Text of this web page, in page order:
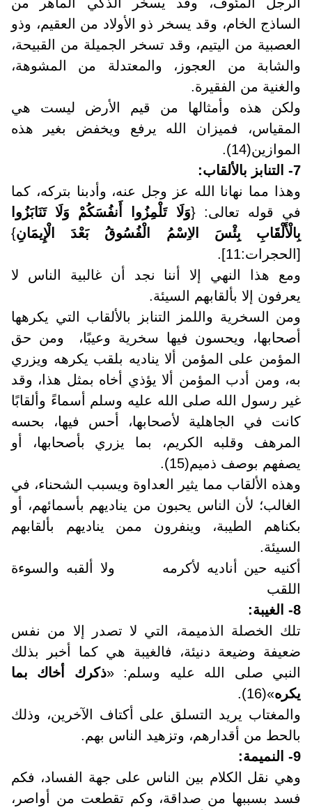
الساذج الخام، وقد يسخر ذو الأولاد من العقيم، وذو
العصبية من اليتيم، وقد تسخر الجميلة من القبيحة،
والشابة من العجوز، والمعتدلة من المشوهة،
والغنية من الفقيرة.
ولكن هذه وأمثالها من قيم الأرض ليست هي
المقياس، فميزان الله يرفع ويخفض بغير هذه
الموازين(14).
7- التنابز بالألقاب
:
وهذا مما نهانا الله عز وجل عنه، وأدبنا بتركه، كما
في قوله تعالى: {وَلَا تَلْمِزُوا أَنفُسَكُمْ وَلَا تَنَابَزُوا
بِالْأَلْقَابِ بِئْسَ الاِسْمُ الْفُسُوقُ بَعْدَ الْإِيمَانِ}
[الحجرات:11]
.
ومع هذا النهي إلا أننا نجد أن غالبية الناس لا
يعرفون إلا بألقابهم السيئة.
ومن السخرية واللمز التنابز بالألقاب التي يكرهها
أصحابها، ويحسون فيها سخرية وعيبًا، ومن حق
المؤمن على المؤمن ألا يناديه بلقب يكرهه ويزري
به، ومن أدب المؤمن ألا يؤذي أخاه بمثل هذا، وقد
غير رسول الله صلى الله عليه وسلم أسماءً وألقابًا
كانت في الجاهلية لأصحابها، أحس فيها، بحسه
المرهف وقلبه الكريم، بما يزري بأصحابها، أو
يصفهم بوصف ذميم(15).
وهذه الألقاب مما يثير العداوة ويسبب الشحناء، في
الغالب؛ لأن الناس يحبون من يناديهم بأسمائهم، أو
بكناهم الطيبة، وينفرون ممن يناديهم بألقابهم
السيئة.
أكنيه حين أناديه لأكرمه ولا ألقبه والسوءة
اللقب
8- الغيبة
:
تلك الخصلة الذميمة، التي لا تصدر إلا من نفس
ضعيفة وضيعة دنيئة، فالغيبة هي كما أخبر بذلك
النبي صلى الله عليه وسلم: «ذكرك أخاك بما
يكره»(16).
والمغتاب يريد التسلق على أكتاف الآخرين، وذلك
بالحط من أقدارهم، وتزهيد الناس بهم.
9- النميمة
:
وهي نقل الكلام بين الناس على جهة الفساد، فكم
فسد بسببها من صداقة، وكم تقطعت من أواصر،